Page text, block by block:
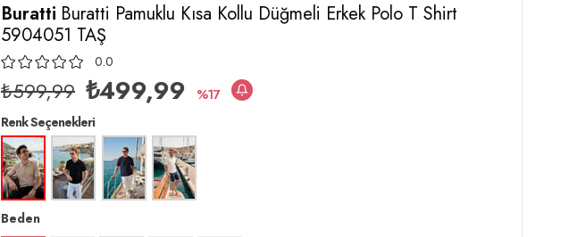
Buratti Buratti Pamuklu Kısa Kollu Düğmeli Erkek Polo T Shirt
5904051 TAŞ
0.0
₺599,99 ₺499,99
17
Renk Seçenekleri
Beden